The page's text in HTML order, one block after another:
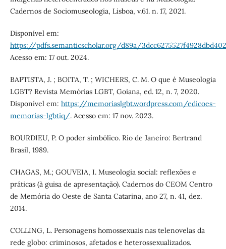
Cadernos de Sociomuseologia, Lisboa, v.61. n. 17, 2021.
Disponível em:
https://pdfs.semanticscholar.org/d89a/
Acesso em: 17 out. 2024.
BAPTISTA, J. ; BOITA, T. ; WICHERS, C. M. O que é Museologia
LGBT? Revista Memórias LGBT, Goiana, ed. 12, n. 7, 2020.
Disponível em: https://memoriaslgbt.wordpress.com/edicoes-
memorias-lgbtiq/. Acesso em: 17 nov. 2023.
BOURDIEU, P. O poder simbólico. Rio de Janeiro: Bertrand
Brasil, 1989.
CHAGAS, M.; GOUVEIA, I. Museologia social: reflexões e
práticas (à guisa de apresentação). Cadernos do CEOM Centro
de Memória do Oeste de Santa Catarina, ano 27, n. 41, dez.
2014.
COLLING, L. Personagens homossexuais nas telenovelas da
rede globo: criminosos, afetados e heterossexualizados.